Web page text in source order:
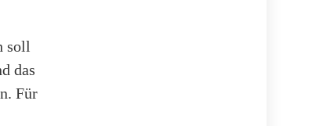
soll
das
Für